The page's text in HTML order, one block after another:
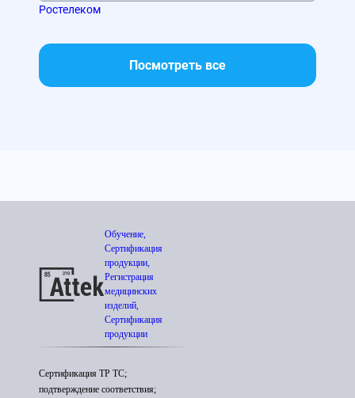
Ростелеком
Посмотреть все
Обучение,
Сертификация
продукции,
Регистрация
медицинских
изделий,
Сертификация
продукции
Сертификация ТР ТС;
подтверждение соответствия;